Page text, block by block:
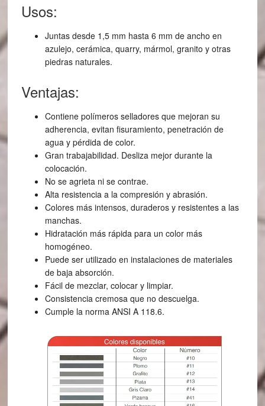
Usos:
Juntas desde 1,5 mm hasta 6 mm de ancho en
azulejo, cerámica, quarry, mármol, granito y otras
piedras naturales.
Ventajas:
Contiene polímeros selladores que mejoran su
adherencia, evitan fisuramiento, penetración de
agua y pérdida de color.
Gran trabajabilidad. Desliza mejor durante la
colocación.
No se agrieta ni se contrae.
Alta resistencia a la compresión y abrasión.
Colores más intensos, duraderos y resistentes a las
manchas.
Hidratación más rápida para un color más
homogéneo.
Puede ser utilizado en instalaciones de materiales
de baja absorción.
Fácil de mezclar, colocar y limpiar.
Consistencia cremosa que no descuelga.
Cumple la norma ANSI A 118.6.